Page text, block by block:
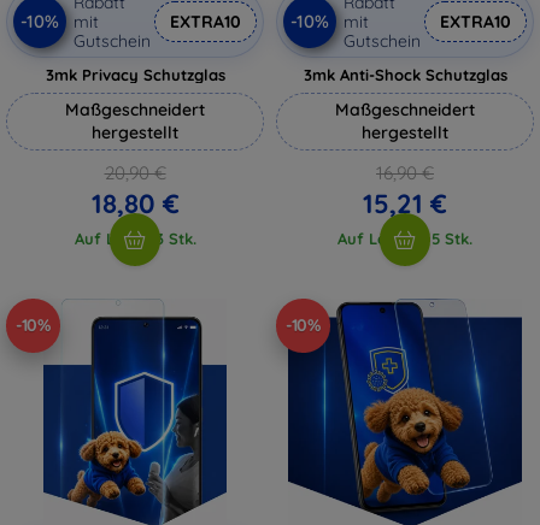
-10%
mit
Gutschein
EXTRA10
3mk Privacy Schutzglas
Maßgeschneidert
hergestellt
20,90 €
18,80 €
Auf Lager 3 Stk.
-10%
mit
Gutschein
EXTRA10
3mk Anti-Shock Schutzglas
Maßgeschneidert
hergestellt
16,90 €
15,21 €
Auf Lager > 5 Stk.
-10% -10%